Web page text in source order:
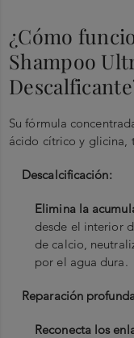
¿Cómo
Shampoo
Su fórmula
ácido cítrico y glicina,
Descalcificación:
Elimina la
desde el interior
de calcio,
por el agua dura.
Reparación
Reconecta los